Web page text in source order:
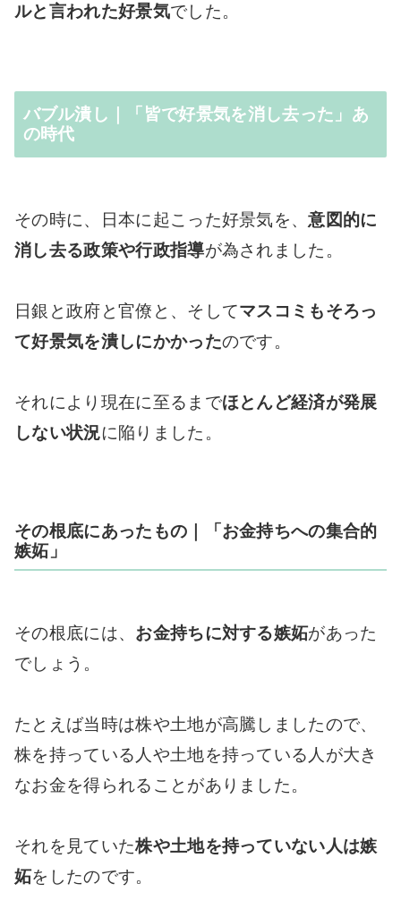
ルと言われた好景気でした。
バブル潰し｜「皆で好景気を消し去った」あ
の時代
その時に、日本に起こった好景気を、意図的に
消し去る政策や行政指導が為されました。
日銀と政府と官僚と、そしてマスコミもそろっ
て好景気を潰しにかかったのです。
それにより現在に至るまでほとんど経済が発展
しない状況に陥りました。
その根底にあったもの｜「お金持ちへの集合的
嫉妬」
その根底には、 お金持ちに対する嫉妬があった
でしょう。
たとえば当時は株や土地が高騰しましたので、
株を持っている人や土地を持っている人が大き
なお金を得られることがありました。
それを見ていた株や土地を持っていない人は嫉
妬をしたのです。